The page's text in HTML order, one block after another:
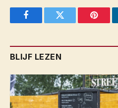
FacebookTwitter
BLIJF LEZEN